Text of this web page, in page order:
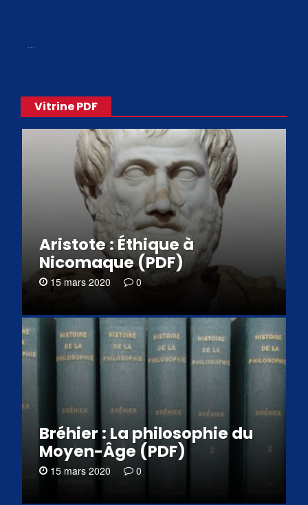
…
Vitrine PDF
Aristote : Éthique à
Nicomaque (PDF)
15 mars 2020 0
Bréhier : La philosophie du
Moyen-Âge (PDF)
15 mars 2020 0